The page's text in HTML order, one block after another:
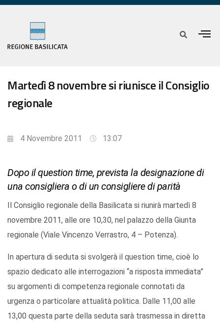
Martedì 8 novembre si riunisce il Consiglio
regionale
4 Novembre 2011 13:07
Dopo il question time, prevista la designazione di
una consigliera o di un consigliere di parità
Il Consiglio regionale della Basilicata si riunirà martedì 8
novembre 2011, alle ore 10,30, nel palazzo della Giunta
regionale (Viale Vincenzo Verrastro, 4 – Potenza).
In apertura di seduta si svolgerà il question time, cioè lo
spazio dedicato alle interrogazioni “a risposta immediata”
su argomenti di competenza regionale connotati da
urgenza o particolare attualità politica. Dalle 11,00 alle
13,00 questa parte della seduta sarà trasmessa in diretta